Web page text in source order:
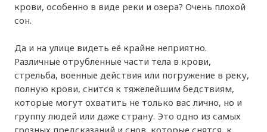
крови, особенно в виде реки и озера? Очень плохой
сон.
Да и на улице видеть её крайне неприятно.
Различные отрубленные части тела в крови,
стрельба, военные действия или погружение в реку,
полную крови, снится к тяжелейшим бедствиям,
которые могут охватить не только вас лично, но и
группу людей или даже страну. Это одно из самых
грозных предсказаний и снов, которые снятся, к